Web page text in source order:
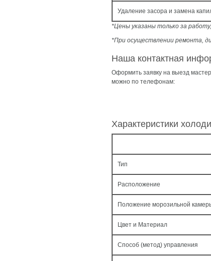
Удаление засора и замена
*Цены указаны только за
*При осуществлении ремонта,
Наша контактная
Оформить заявку на выезд
можно по телефонам:
Характеристики
Тип
Расположение
Положение морозильной
Цвет и Материал
Способ (метод) управления